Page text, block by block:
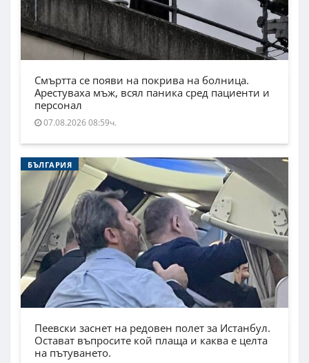
Смъртта се появи на покрива на болница.
Арестуваха мъж, всял паника сред пациенти и
персонал
07.08.2026 08:59ч.
БЪЛГАРИЯ
Пеевски заснет на редовен полет за Истанбул.
Остават въпросите кой плаща и каква е целта
на пътуването.